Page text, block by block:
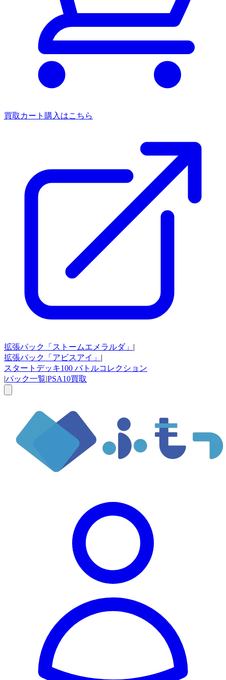
買取カート 購入はこちら
拡張パック 「ストームエメラルダ」 |
拡張パック
「アビスアイ」 |
スタートデッキ100 バトルコレクション
|パック一覧|PSA10買取